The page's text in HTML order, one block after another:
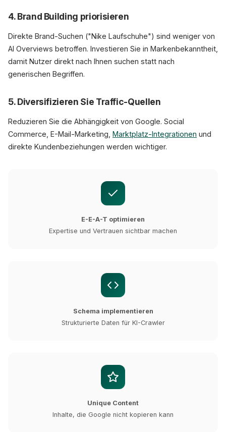
4. Brand Building priorisieren
Direkte Brand-Suchen ("Nike Laufschuhe") sind weniger von
AI Overviews betroffen. Investieren Sie in Markenbekanntheit,
damit Nutzer direkt nach Ihnen suchen statt nach
generischen Begriffen.
5. Diversifizieren Sie Traffic-Quellen
Reduzieren Sie die Abhängigkeit von Google. Social
Commerce, E-Mail-Marketing, Marktplatz-Integrationen und
direkte Kundenbeziehungen werden wichtiger.
E-E-A-T optimieren
Expertise und Vertrauen sichtbar machen
Schema implementieren
Strukturierte Daten für KI-Crawler
Unique Content
Inhalte, die Google nicht kopieren kann